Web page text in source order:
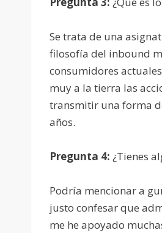
Se trata de una
filosofía del inbound
consumidores
muy a la tierra las
transmitir una forma
años.
Pregunta 4: ¿Tienes
Podría mencionar a
justo confesar que
me he apoyado